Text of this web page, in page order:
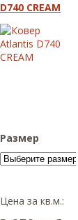
D740 CREAM
Размер
Цена за кв.м.: